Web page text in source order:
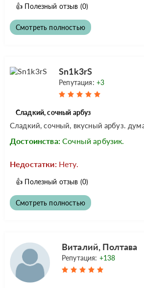
👍 Полезный отзыв (0)
Смотреть полностью
Sn1k3rS
Репутация: +3
Сладкий, сочный арбуз
Сладкий, сочный, вкусный арбуз.
Достоинства: Сочный арбузик.
Недостатки: Нету.
👍 Полезный отзыв (0)
Смотреть полностью
Виталий, Полтава
Репутация: +138